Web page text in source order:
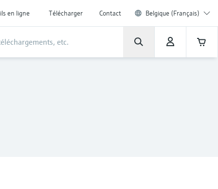
en ligne Télécharger Contact Belgique (Français)